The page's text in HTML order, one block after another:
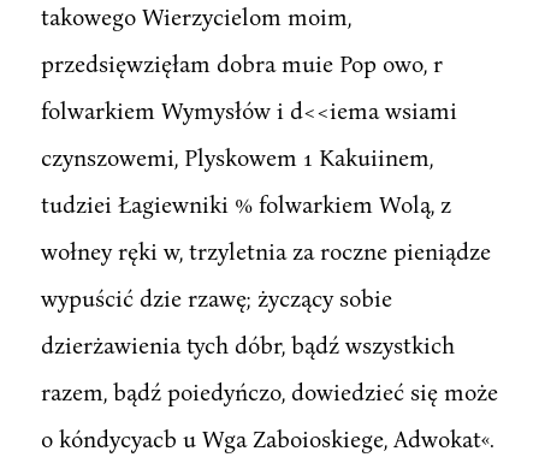
takowego Wierzycielom moim,
przedsięwzięłam dobra muie Pop owo, r
folwarkiem Wymysłów i d<<iema wsiami
czynszowemi, Plyskowem 1 Kakuiinem,
tudziei Łagiewniki % folwarkiem Wolą, z
wołney ręki w, trzyletnia za roczne pieniądze
wypuścić dzie rzawę; życzący sobie
dzierżawienia tych dóbr, bądź wszystkich
razem, bądź poiedyńczo, dowiedzieć się może
o kóndycyacb u Wga Zaboioskiege, Adwokat«.